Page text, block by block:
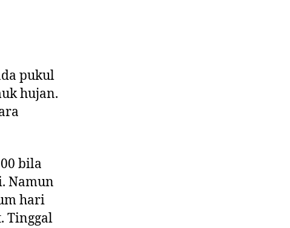
pukul
hujan.
bila
Namun
hari
Tinggal